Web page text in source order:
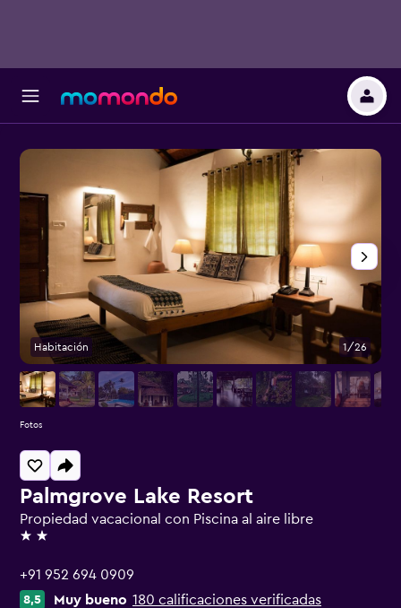
Palmgrove Lake Resort
Propiedad vacacional con Piscina al aire libre
2 estrellas
+91 952 694 0909
8,5 Muy bueno 180 calificaciones verificadas
Habitación 1/26
Fotos